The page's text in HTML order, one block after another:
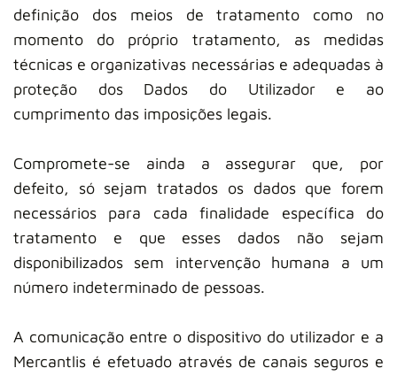
definição dos meios de tratamento como no
momento do próprio tratamento, as medidas
técnicas e organizativas necessárias e adequadas à
proteção dos Dados do Utilizador e ao
cumprimento das imposições legais.
Compromete-se ainda a assegurar que, por
defeito, só sejam tratados os dados que forem
necessários para cada finalidade específica do
tratamento e que esses dados não sejam
disponibilizados sem intervenção humana a um
número indeterminado de pessoas.
A comunicação entre o dispositivo do utilizador e a
Mercantlis é efetuado através de canais seguros e